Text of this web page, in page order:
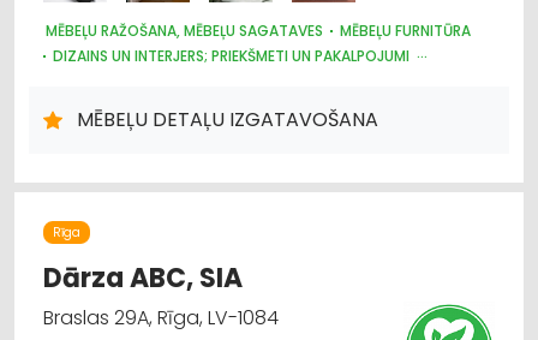
MĒBEĻU RAŽOŠANA, MĒBEĻU SAGATAVES
MĒBEĻU FURNITŪRA
DIZAINS UN INTERJERS; PRIEKŠMETI UN PAKALPOJUMI
APDARES MATERIĀLI: TIRDZNIECĪBA
APDARES MATERIĀLI: VAIRUMTIRDZNIECĪBA
BŪVMATERIĀLU, BŪVKONSTRUKCIJU VAIRUMTIRDZNIECĪBA
MĒBEĻU DETAĻU IZGATAVOŠANA
Rīga
Dārza ABC, SIA
Braslas 29A, Rīga, LV-1084